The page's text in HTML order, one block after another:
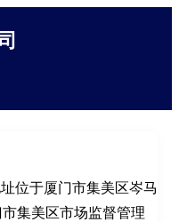
位于厦门市集美区岑马
集美区市场监督管理